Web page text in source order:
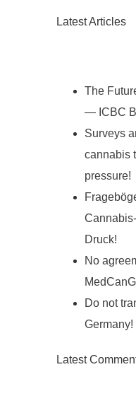
Latest Articles
The
— ICBC
Surveys
cannabis
pressure!
Druck!
No
Do not
Germany!
Latest